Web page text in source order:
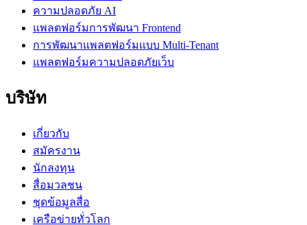
ความปลอดภัย AI
แพลตฟอร์มการพัฒนา Frontend
การพัฒนาแพลตฟอร์มแบบ Multi-Tenant
แพลตฟอร์มความปลอดภัยเว็บ
บริษัท
เกี่ยวกับ
สมัครงาน
นักลงทุน
สื่อมวลชน
ชุดข้อมูลสื่อ
เครือข่ายทั่วโลก